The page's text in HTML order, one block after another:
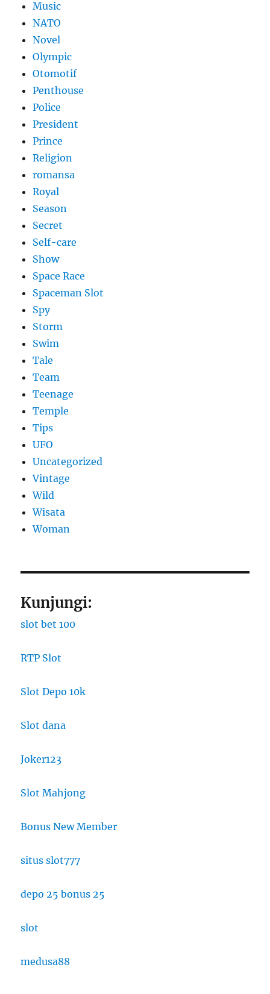
Music
NATO
Novel
Olympic
Otomotif
Penthouse
Police
President
Prince
Religion
romansa
Royal
Season
Secret
Self-care
Show
Space Race
Spaceman Slot
Spy
Storm
Swim
Tale
Team
Teenage
Temple
Tips
UFO
Uncategorized
Vintage
Wild
Wisata
Woman
Kunjungi:
slot bet 100
RTP Slot
Slot Depo 10k
Slot dana
Joker123
Slot Mahjong
Bonus New Member
situs slot777
depo 25 bonus 25
slot
medusa88